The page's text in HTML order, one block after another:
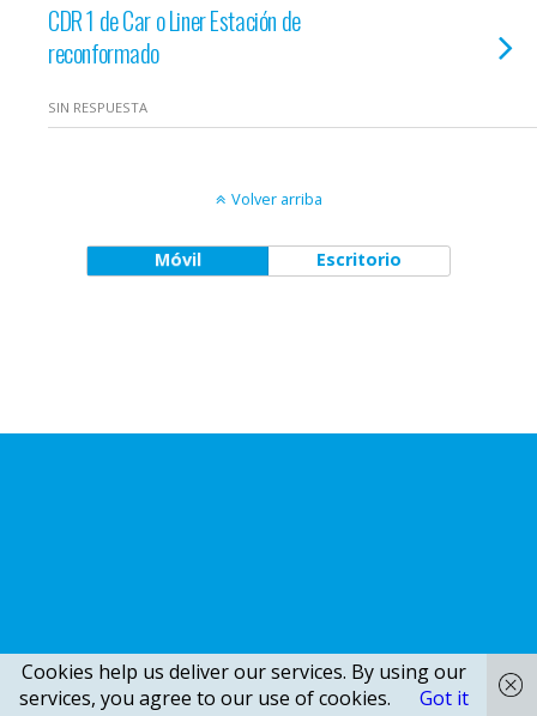
CDR 1 de Car o Liner Estación de
reconformado
SIN RESPUESTA
Volver arriba
Móvil Escritorio
Cookies help us deliver our services. By using our
services, you agree to our use of cookies.
Got it